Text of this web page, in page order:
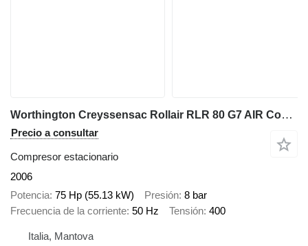
Worthington Creyssensac Rollair RLR 80 G7 AIR Compressor
Precio a consultar
Compresor estacionario
2006
Potencia 75 Hp (55.13 kW) Presión 8 bar
Frecuencia de la corriente 50 Hz Tensión 400
Italia, Mantova